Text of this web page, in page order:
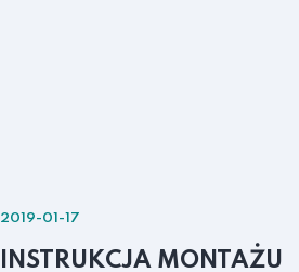
2019-01-17
INSTRUKCJA MONTAŻU